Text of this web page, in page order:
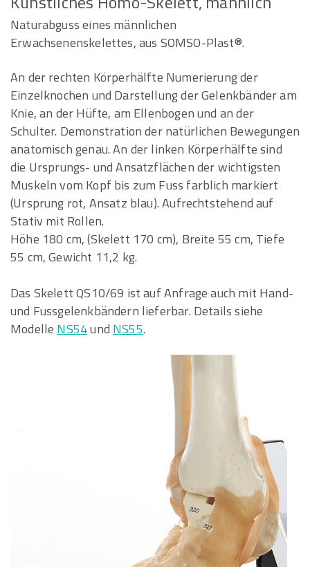
Naturabguss eines männlichen
Erwachsenenskelettes, aus SOMSO-Plast®.
An der rechten Körperhälfte Numerierung der
Einzelknochen und Darstellung der Gelenkbänder am
Knie, an der Hüfte, am Ellenbogen und an der
Schulter. Demonstration der natürlichen Bewegungen
anatomisch genau. An der linken Körperhälfte sind
die Ursprungs- und Ansatzflächen der wichtigsten
Muskeln vom Kopf bis zum Fuss farblich markiert
(Ursprung rot, Ansatz blau). Aufrechtstehend auf
Stativ mit Rollen.
Höhe 180 cm, (Skelett 170 cm), Breite 55 cm, Tiefe
55 cm, Gewicht 11,2 kg.
Das Skelett QS10/69 ist auf Anfrage auch mit Hand-
und Fussgelenkbändern lieferbar. Details siehe
Modelle NS54und NS55.